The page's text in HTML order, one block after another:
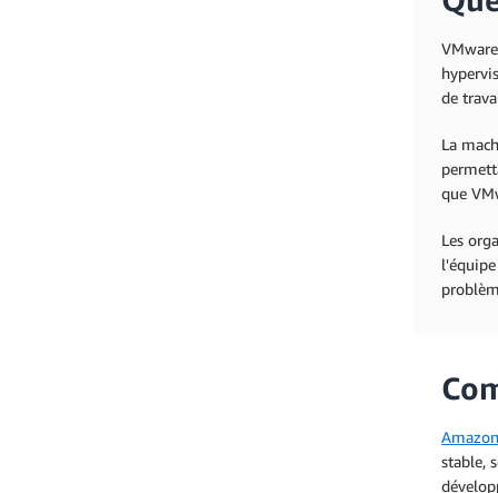
de
La
que
Les
stable,